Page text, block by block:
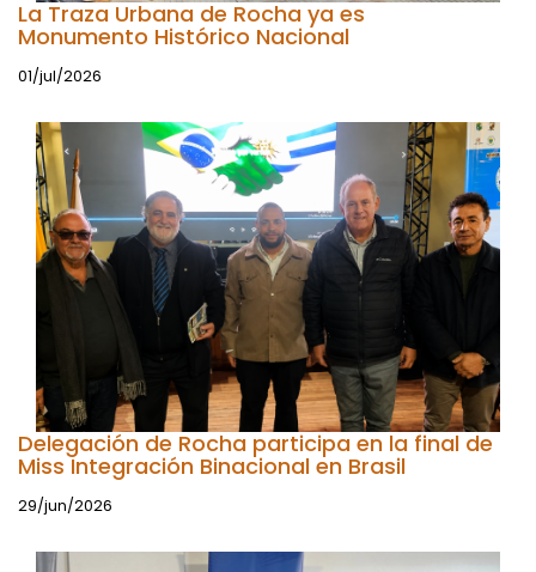
La Traza Urbana de Rocha ya es
Monumento Histórico Nacional
01/jul/2026
Delegación de Rocha participa en la final de
Miss Integración Binacional en Brasil
29/jun/2026